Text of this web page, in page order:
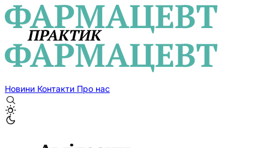
Новини Контакти Про нас